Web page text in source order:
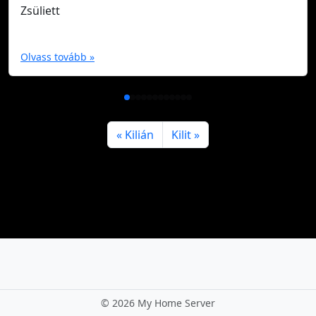
Zsüliett
Olvass tovább »
Kilián Kilit
© 2026 My Home Server